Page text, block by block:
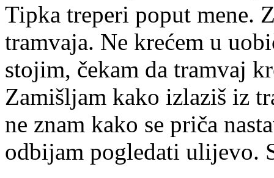
Tipka treperi poput mene.
tramvaja. Ne krećem u
stojim, čekam da tramvaj
Zamišljam kako izlaziš iz
ne znam kako se priča
odbijam pogledati ulijevo.